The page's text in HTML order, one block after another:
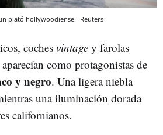
plató hollywoodiense. Reuters
coches vintage y farolas
como protagonistas de
y negro. Una ligera niebla
una iluminación dorada
californianos.